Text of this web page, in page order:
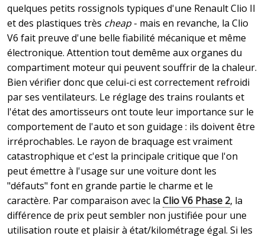
quelques petits rossignols typiques d'une Renault Clio II
et des plastiques très cheap- mais en revanche, la Clio
V6 fait preuve d'une belle fiabilité mécanique et même
électronique. Attention tout demême aux organes du
compartiment moteur qui peuvent souffrir de la chaleur.
Bien vérifier donc que celui-ci est correctement refroidi
par ses ventilateurs. Le réglage des trains roulants et
l'état des amortisseurs ont toute leur importance sur le
comportement de l'auto et son guidage : ils doivent être
irréprochables. Le rayon de braquage est vraiment
catastrophique et c'est la principale critique que l'on
peut émettre à l'usage sur une voiture dont les
"défauts" font en grande partie le charme et le
caractère. Par comparaison avec la Clio V6 Phase 2, la
différence de prix peut sembler non justifiée pour une
utilisation route et plaisir à état/kilométrage égal. Si les